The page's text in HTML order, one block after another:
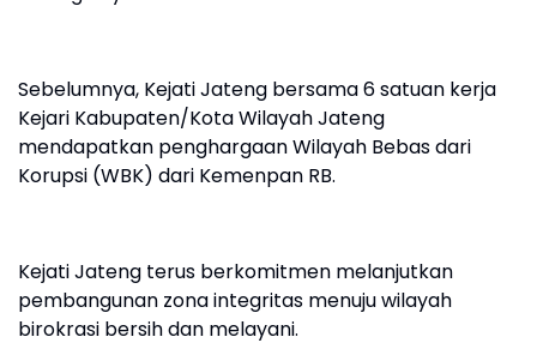
Sebelumnya, Kejati Jateng bersama 6 satuan kerja
Kejari Kabupaten/Kota Wilayah Jateng
mendapatkan penghargaan Wilayah Bebas dari
Korupsi (WBK) dari Kemenpan RB.
Kejati Jateng terus berkomitmen melanjutkan
pembangunan zona integritas menuju wilayah
birokrasi bersih dan melayani.